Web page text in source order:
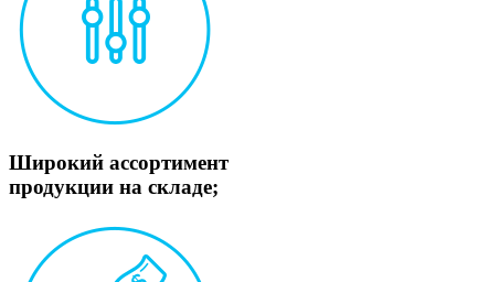
Широкий ассортимент
продукции на складе;